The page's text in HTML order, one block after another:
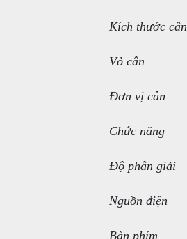
Kích thước cân
Vỏ cân
Đơn vị cân
Chức năng
Độ phân giải
Nguồn điện
Bàn phím